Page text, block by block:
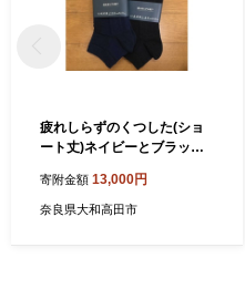
疲れしらずのくつした(ショ
ート丈)ネイビーとブラック
7655】
寄附金額 13,000円
奈良県大和高田市